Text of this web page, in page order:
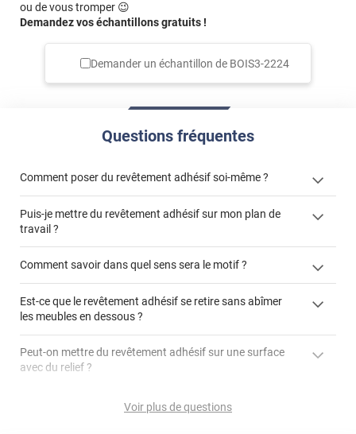
ou de vous tromper 😉
Demandez vos échantillons gratuits !
Demander un échantillon de BOIS3-2224
Questions fréquentes
Comment poser du revêtement adhésif soi-même ?
« Comment poser un revêtement adhésif ? »
Puis-je mettre du revêtement adhésif sur mon plan de
travail ?
"Peut-on installer du
Comment savoir dans quel sens sera le motif ?
Est-ce que le revêtement adhésif se retire sans abîmer
les meubles en dessous ?
Peut-on mettre du revêtement adhésif sur une surface
avec du relief ?
Peut-on mettre du revêtement adhésif sur du carrelage
Voir plus de questions